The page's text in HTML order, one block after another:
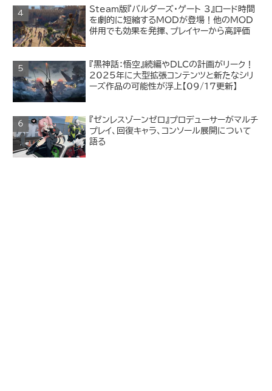
Steam版『バルダーズ・ゲート 3』ロード時間
を劇的に短縮するMODが登場！他のMOD
併用でも効果を発揮、プレイヤーから高評価
『黒神話：悟空』続編やDLCの計画がリーク！
2025年に大型拡張コンテンツと新たなシリ
ーズ作品の可能性が浮上【09/17更新】
『ゼンレスゾーンゼロ』プロデューサーがマルチ
プレイ、回復キャラ、コンソール展開について
語る